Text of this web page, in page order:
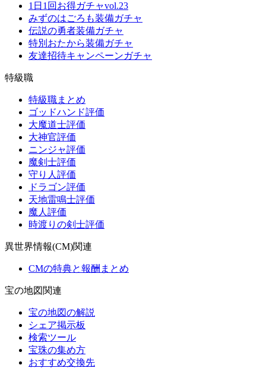
1日1回お得ガチャvol.23
みずのはごろも装備ガチャ
伝説の勇者装備ガチャ
特別おたから装備ガチャ
友達招待キャンペーンガチャ
特級職
特級職まとめ
ゴッドハンド評価
大魔道士評価
大神官評価
ニンジャ評価
魔剣士評価
守り人評価
ドラゴン評価
天地雷鳴士評価
魔人評価
時渡りの剣士評価
異世界情報(CM)関連
CMの特典と報酬まとめ
宝の地図関連
宝の地図の解説
シェア掲示板
検索ツール
宝珠の集め方
おすすめ交換先